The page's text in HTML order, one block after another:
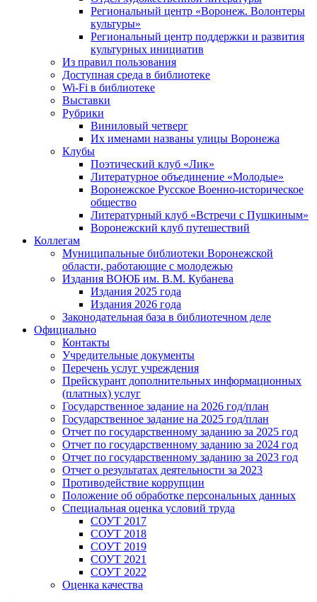
Региональный центр «Воронеж. Волонтеры
культуры»
Региональный центр поддержки и развития
культурных инициатив
Из правил пользования
Доступная среда в библиотеке
Wi-Fi в библиотеке
Выставки
Рубрики
Виниловый четверг
Их именами названы улицы Воронежа
Клубы
Поэтический клуб «Лик»
Литературное объединение «Молодые»
Воронежское Русское Военно-историческое
общество
Литературный клуб «Встречи с Пушкиным»
Воронежский клуб путешествий
Коллегам
Муниципальные библиотеки Воронежской
области, работающие с молодежью
Издания ВОЮБ им. В.М. Кубанева
Издания 2025 года
Издания 2026 года
Законодательная база в библиотечном деле
Официально
Контакты
Учредительные документы
Перечень услуг учреждения
Прейскурант дополнительных информационных
(платных) услуг
Государственное задание на 2026 год/план
Государственное задание на 2025 год/план
Отчет по государственному заданию за 2025 год
Отчет по государственному заданию за 2024 год
Отчет по государственному заданию за 2023 год
Отчет о результатах деятельности за 2023
Противодействие коррупции
Положение об обработке персональных данных
Специальная оценка условий труда
СОУТ 2017
СОУТ 2018
СОУТ 2019
СОУТ 2021
СОУТ 2022
Оценка качества